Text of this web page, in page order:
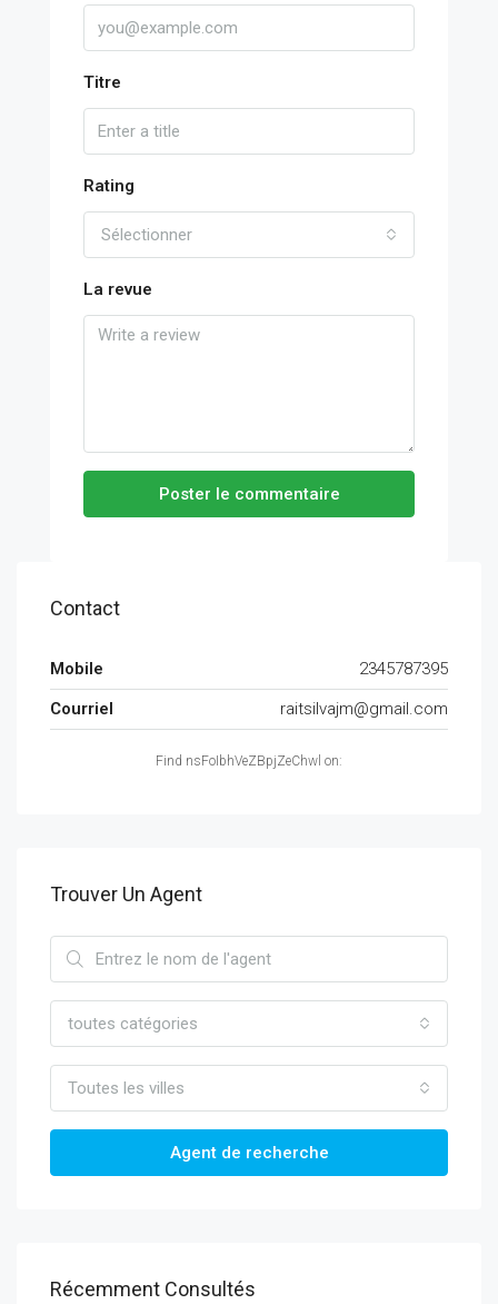
Titre
Rating
Sélectionner
La revue
Poster le commentaire
Contact
Mobile
2345787395
Courriel
raitsilvajm@gmail.com
Find nsFoIbhVeZBpjZeChwl on:
Trouver Un Agent
toutes catégories
Toutes les villes
Agent de recherche
Récemment Consultés